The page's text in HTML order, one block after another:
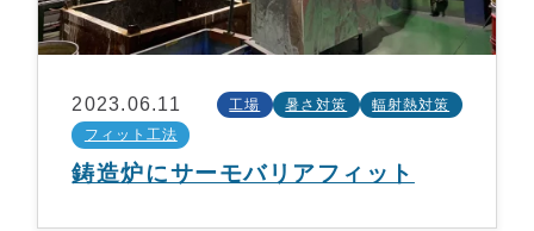
2023.06.11 工場 暑さ対策
輻射熱対策
フィット工法
鋳造炉にサーモバリアフィット